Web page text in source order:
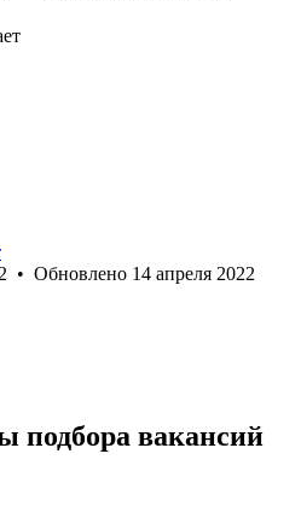
• Обновлено 14 апреля 2022
подбора вакансий